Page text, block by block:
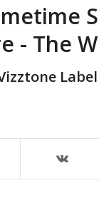
- The